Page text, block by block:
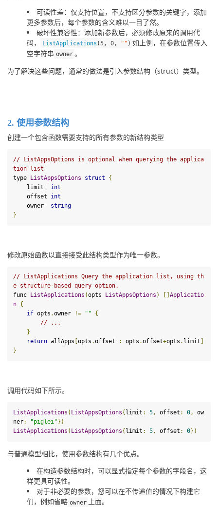
可读性差：仅支持位置，不支持区分参数的关键字，添加
更多参数后，每个参数的含义难以一目了然。
破坏性兼容性：添加新参数后，必须修改原来的调用代
码，
ListApplications (5, 0, "" ) 如上例，在参数位置传入
空字符串 owner 。
为了解决这些问题，通常的做法是引入参数结构（struct）类型。
2. 使用参数结构
创建一个包含函数需要支持的所有参数的新结构类型
// ListAppsOptions is optional when querying the applica
tion list
type ListAppsOptions struct
{
    limit
int
    offset
int
    owner
string
}
修改原始函数以直接接受此结构类型作为唯一参数。
// ListApplications Query the application list, using th
e structure-based query option.
func
ListApplications (opts ListAppsOptions )
Applicatio
n {
if opts .owner != ""
{
// ...
}
return allApps opts .offset : opts .offset+opts . limit
}
调用代码如下所示。
ListApplications ( ListAppsOptions{ limit : 5, offset : 0,
ow
ner: "piglei" })
ListApplications ( ListAppsOptions{ limit : 5, offset : 0})
与普通模型相比，使用参数结构有几个优点。
在构造参数结构时，可以显式指定每个参数的字段名，这
样更具可读性。
对于非必要的参数，您可以在不传递值的情况下构建它
们，例如省略 owner
上面。